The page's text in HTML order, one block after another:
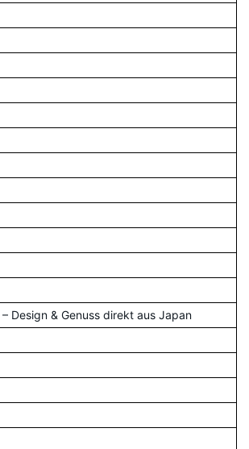
Design & Genuss direkt aus Japan